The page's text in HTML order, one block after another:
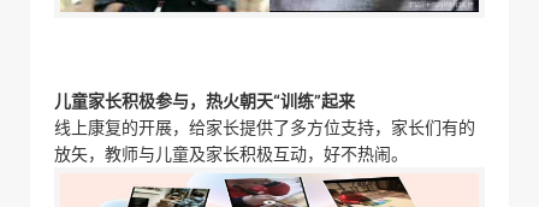
儿童家长积极参与，热火朝天“训练”起来
线上康复的开展，给家长提供了多方位支持，家长们有的
放矢，教师与儿童及家长积极互动，好不热闹。